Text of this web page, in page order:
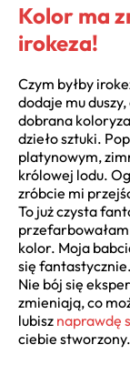
Kolor ma
irokeza!
Czym byłby
dodaje mu
dobrana
dzieło sztuki.
platynowym,
królowej lodu.
zróbcie mi
To już czysta
kolor. Moja
się
Nie bój się
zmieniają, co
lubisz naprawdę
ciebie stworzony.